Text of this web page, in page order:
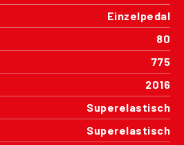
Einzelpedal
80
775
2016
Superelastisch
Superelastisch